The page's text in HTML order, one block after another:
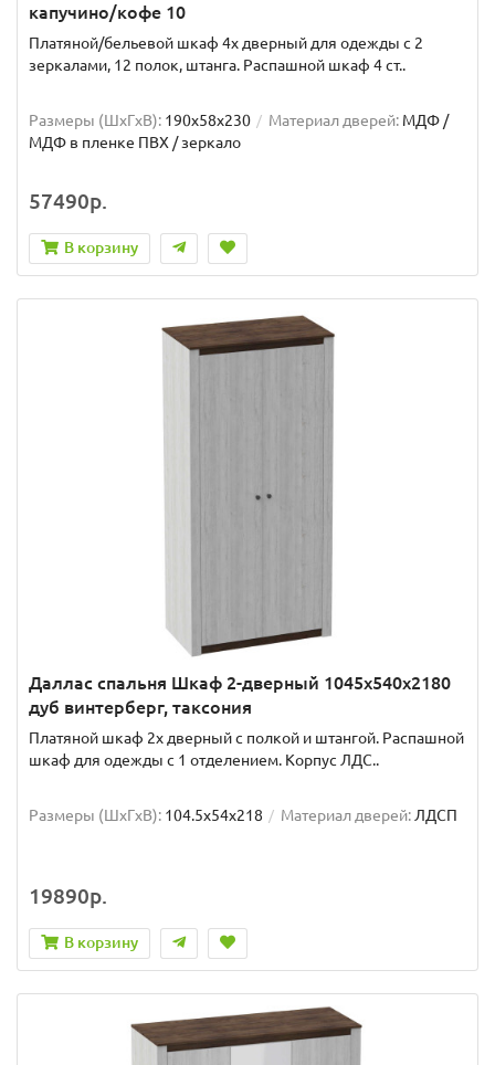
капучино/кофе 10
Платяной/бельевой шкаф 4х дверный для одежды с 2
зеркалами, 12 полок, штанга. Распашной шкаф 4 ст..
Размеры (ШxГxВ): 190x58x230 Материал дверей: МДФ /
МДФ в пленке ПВХ / зеркало
57490р.
В корзину
Даллас спальня Шкаф 2-дверный 1045х540х2180
дуб винтерберг, таксония
Платяной шкаф 2х дверный с полкой и штангой. Распашной
шкаф для одежды с 1 отделением. Корпус ЛДС..
Размеры (ШxГxВ): 104.5x54x218 Материал дверей:ЛДСП
19890р.
В корзину